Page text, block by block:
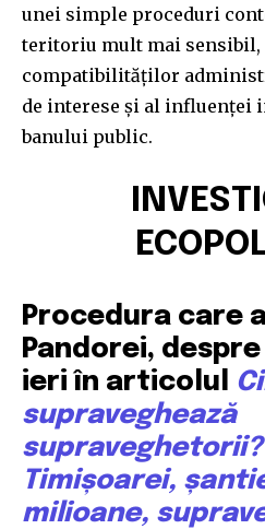
unei simple proceduri
teritoriu mult mai sensibil,
compatibilităților
de interese și al influenței
banului public.
Procedura care
Pandorei,
ieri în articolul
supraveghează
Timișoarei,
milioane,